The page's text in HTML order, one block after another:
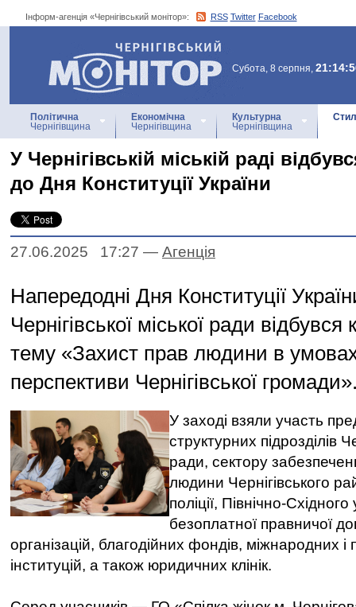
Інформ-агенція «Чернігівський монітор»: RSS Twitter Facebook
Інформ-агенція
«Чернігівський монітор»
Субота, 8 серпня,
Політична
Чернігівщина
Економічна
Чернігівщина
Культурна
Чернігівщина
У Чернігівській міській раді
до Дня Конституції України
27.06.2025 17:27 — Агенцiя
Напередодні Дня Конституції
Чернігівської міської ради відбувся
тему «Захист прав людини в умовах
перспективи Чернігівської
У заході взяли участь
структурних підрозділів
ради, сектору
людини Чернігівського
поліції, Північно-
безоплатної правничої
організацій, благодійних фондів, міжнародних
інституцій, а також юридичних клінік.